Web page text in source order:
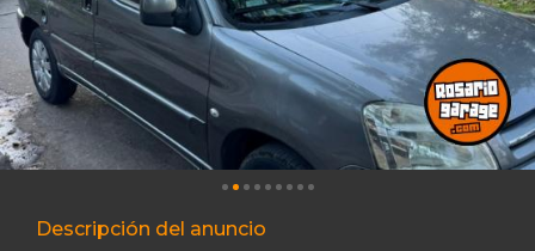
Descripción del anuncio